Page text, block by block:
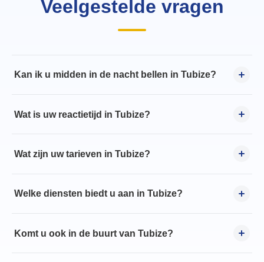
Veelgestelde vragen
Kan ik u midden in de nacht bellen in Tubize?
Wat is uw reactietijd in Tubize?
Wat zijn uw tarieven in Tubize?
Welke diensten biedt u aan in Tubize?
Komt u ook in de buurt van Tubize?